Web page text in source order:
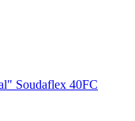
Soudaflex 40FC